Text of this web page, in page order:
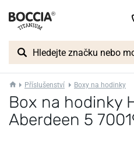
Příslušenství Boxy na hodinky
Box na hodinky
Aberdeen 5